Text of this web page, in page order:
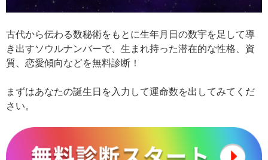
古代から伝わる数秘術をもとに生年月日の数宇を足して導
き出すソウルナンバーで、生まれ持った潜在的な性格、資
質、恋愛傾向などを無料診断！
まずはあなたの誕生日を入力して運命数を出してみてくだ
さい。